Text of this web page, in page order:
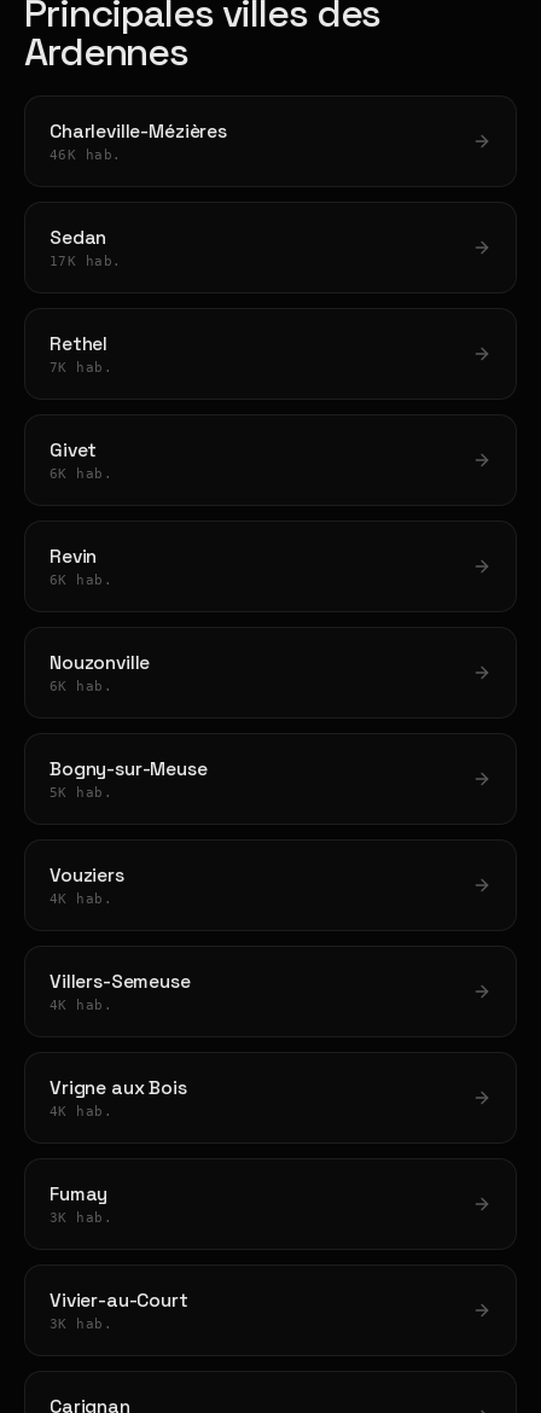
Principales villes des
Ardennes
Charleville-Mézières
46K hab.
Sedan
17K hab.
Rethel
7K hab.
Givet
6K hab.
Revin
6K hab.
Nouzonville
6K hab.
Bogny-sur-Meuse
5K hab.
Vouziers
4K hab.
Villers-Semeuse
4K hab.
Vrigne aux Bois
4K hab.
Fumay
3K hab.
Vivier-au-Court
3K hab.
Carignan